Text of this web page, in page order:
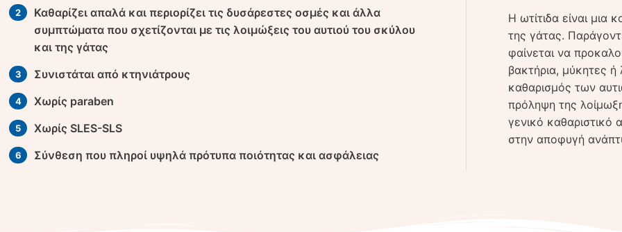
Καθαρίζει απαλά και περιορίζει τις δυσάρεστες οσμές και άλλα
συμπτώματα που σχετίζονται με τις λοιμώξεις του αυτιού του σκύλου
και της γάτας
Συνιστάται από κτηνιάτρους
Χωρίς paraben
Χωρίς SLES-SLS
Σύνθεση που πληροί υψηλά πρότυπα ποιότητας και ασφάλειας
Η ωτίτιδα είναι μια
της γάτας.
φαίνεται να
βακτήρια, μύκητες
καθαρισμός των
πρόληψη της
γενικό
στην αποφυγή